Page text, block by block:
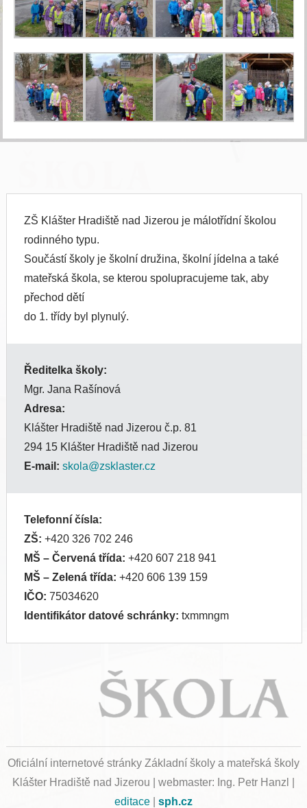
ZŠ Klášter Hradiště nad Jizerou je málotřídní školou
rodinného typu.
Součástí školy je školní družina, školní jídelna a také
mateřská škola, se kterou spolupracujeme tak, aby
přechod dětí
do 1. třídy byl plynulý.
Ředitelka školy:
Mgr. Jana Rašínová
Adresa:
Klášter Hradiště nad Jizerou č.p. 81
294 15 Klášter Hradiště nad Jizerou
E-mail: skola@zsklaster.cz
Telefonní čísla:
ZŠ: +420 326 702 246
MŠ – Červená třída: +420 607 218 941
MŠ – Zelená třída: +420 606 139 159
IČO: 75034620
Identifikátor datové schránky: txmmngm
Oficiální internetové stránky Základní školy a mateřská školy
Klášter Hradiště nad Jizerou | webmaster: Ing. Petr Hanzl |
editace
sph.cz